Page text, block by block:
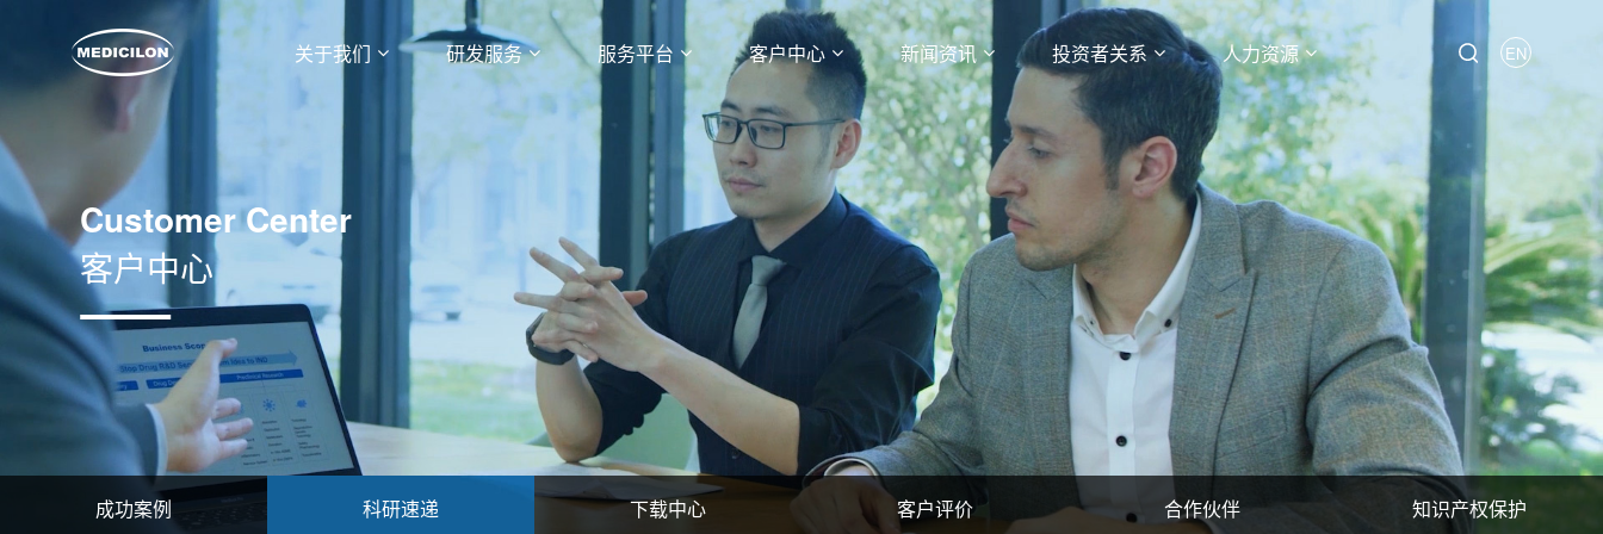
关于我们 研发服务 服务平台 客户中心 新闻资讯 投资者关系 人力资源 EN
Customer Center
客户中心
成功案例 科研速递 下载中心 客户评价 合作伙伴 知识产权保护